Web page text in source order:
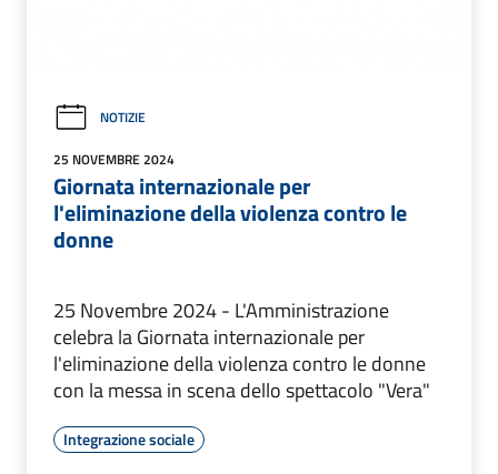
NOTIZIE
25 NOVEMBRE 2024
Giornata internazionale per
l'eliminazione della violenza contro le
donne
25 Novembre 2024 - L'Amministrazione
celebra la Giornata internazionale per
l'eliminazione della violenza contro le donne
con la messa in scena dello spettacolo "Vera"
Integrazione sociale